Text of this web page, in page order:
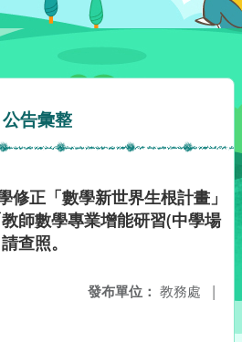
公告彙整
修正「數學新世界生根計畫」
師數學專業增能研習(中學場
查照。
發布單位： 教務處 |